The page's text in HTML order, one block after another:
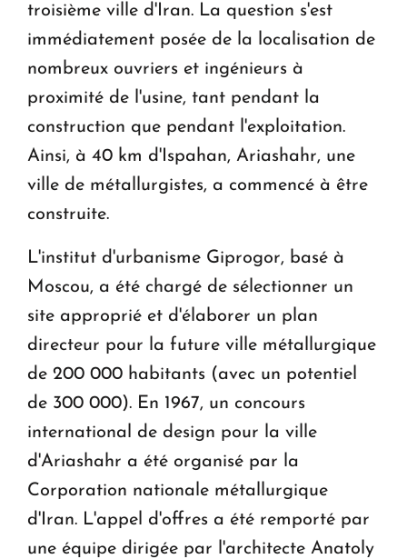
troisième ville d'Iran. La question s'est
immédiatement posée de la localisation de
nombreux ouvriers et ingénieurs à
proximité de l'usine, tant pendant la
construction que pendant l'exploitation.
Ainsi, à 40 km d'Ispahan, Ariashahr, une
ville de métallurgistes, a commencé à être
construite.
L'institut d'urbanisme Giprogor, basé à
Moscou, a été chargé de sélectionner un
site approprié et d'élaborer un plan
directeur pour la future ville métallurgique
de 200 000 habitants (avec un potentiel
de 300 000). En 1967, un concours
international de design pour la ville
d'Ariashahr a été organisé par la
Corporation nationale métallurgique
d'Iran. L'appel d'offres a été remporté par
une équipe dirigée par l'architecte Anatoly